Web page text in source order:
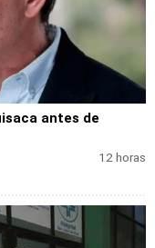
antes de
12 horas